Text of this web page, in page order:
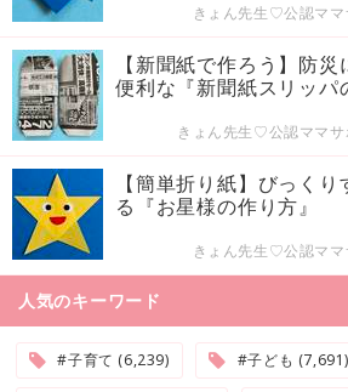
きょん先生♡公認ママ
【新聞紙で作ろう】防
便利な『新聞紙スリッパ
きょん先生♡公認ママサ
【簡単折り紙】びっく
る『お星様の作り方』
きょん先生♡公認ママ
人気のキーワード
#子育て (6,239) #子ども (7,691)